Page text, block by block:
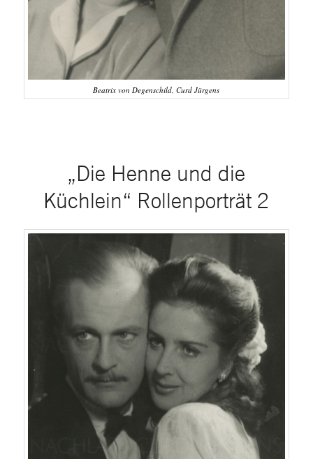
Beatrix von Degenschild, Curd Jürgens
„Die Henne und die
Küchlein“ Rollenporträt 2